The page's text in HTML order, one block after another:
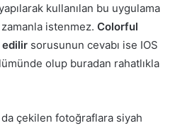
kullanılan bu uygulama
zamanla istenmez. Colorful
edilir sorusunun cevabı ise IOS
olup buradan rahatlıkla
çekilen fotoğraflara siyah